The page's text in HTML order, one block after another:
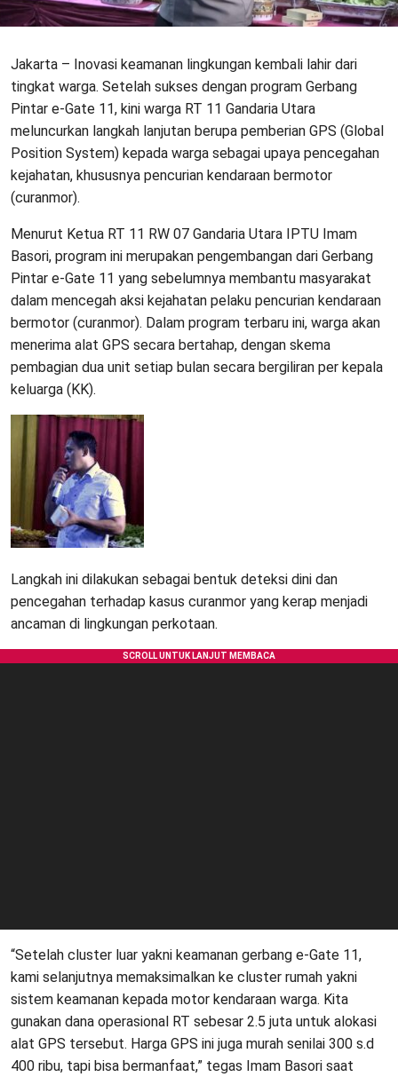
Jakarta – Inovasi keamanan lingkungan kembali lahir dari
tingkat warga. Setelah sukses dengan program Gerbang
Pintar e-Gate 11, kini warga RT 11 Gandaria Utara
meluncurkan langkah lanjutan berupa pemberian GPS (Global
Position System) kepada warga sebagai upaya pencegahan
kejahatan, khususnya pencurian kendaraan bermotor
(curanmor).
Menurut Ketua RT 11 RW 07 Gandaria Utara IPTU Imam
Basori, program ini merupakan pengembangan dari Gerbang
Pintar e-Gate 11 yang sebelumnya membantu masyarakat
dalam mencegah aksi kejahatan pelaku pencurian kendaraan
bermotor (curanmor). Dalam program terbaru ini, warga akan
menerima alat GPS secara bertahap, dengan skema
pembagian dua unit setiap bulan secara bergiliran per kepala
keluarga (KK).
Langkah ini dilakukan sebagai bentuk deteksi dini dan
pencegahan terhadap kasus curanmor yang kerap menjadi
ancaman di lingkungan perkotaan.
“Setelah cluster luar yakni keamanan gerbang e-Gate 11,
kami selanjutnya memaksimalkan ke cluster rumah yakni
sistem keamanan kepada motor kendaraan warga. Kita
gunakan dana operasional RT sebesar 2.5 juta untuk alokasi
alat GPS tersebut. Harga GPS ini juga murah senilai 300 s.d
400 ribu, tapi bisa bermanfaat,” tegas Imam Basori saat